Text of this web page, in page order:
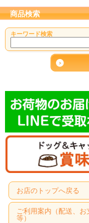
商品検索
キーワード検索
お店のトップへ戻る
ご利用案内（配送、
等）